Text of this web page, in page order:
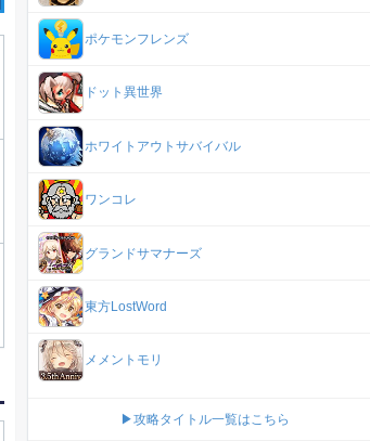
ポケモンフレンズ
ドット異世界
ホワイトアウトサバイバル
ワンコレ
グランドサマナーズ
東方LostWord
メメントモリ
▶攻略タイトル一覧はこちら